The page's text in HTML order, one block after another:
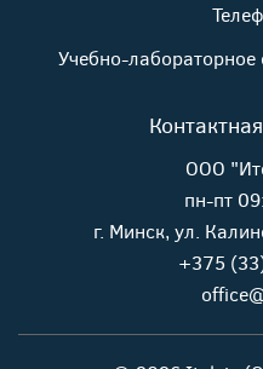
Учебно-лабораторное
ООО
пн-пт
г. Минск, ул.
+375